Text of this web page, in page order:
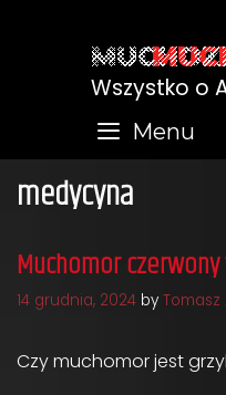
Wszystko o
Menu
medycyna
Muchomor
14 grudnia, 2024 by Tomasz
Czy muchomor jest